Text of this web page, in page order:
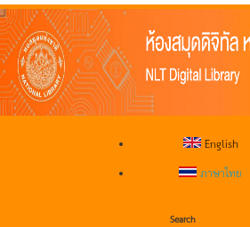
English
ภาษาไทย
Search